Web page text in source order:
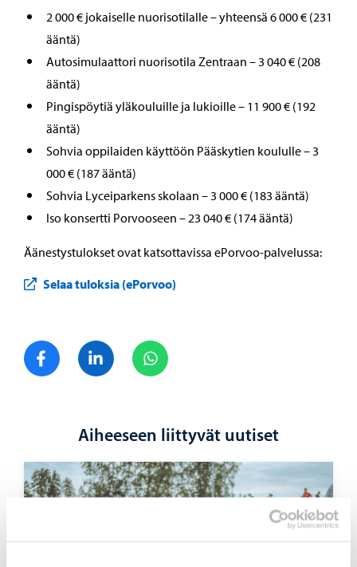
2 000 € jokaiselle nuorisotilalle – yhteensä 6 000 € (231
ääntä)
Autosimulaattori nuorisotila Zentraan – 3 040 € (208
ääntä)
Pingispöytiä yläkouluille ja lukioille – 11 900 € (192
ääntä)
Sohvia oppilaiden käyttöön Pääskytien koululle – 3
000 € (187 ääntä)
Sohvia Lyceiparkens skolaan – 3 000 € (183 ääntä)
Iso konsertti Porvooseen – 23 040 € (174 ääntä)
Äänestystulokset ovat katsottavissa ePorvoo-palvelussa:
Selaa tuloksia (ePorvoo)
Jaa FacebookJaa LinkedIn
Aiheeseen liittyvät uutiset